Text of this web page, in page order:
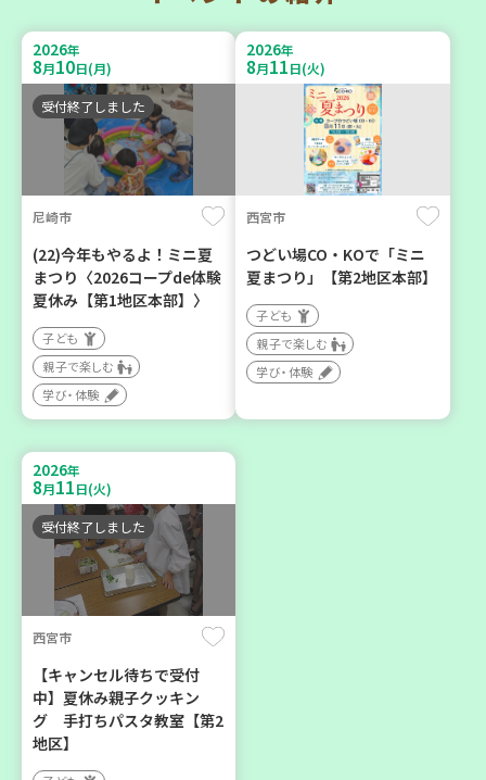
BOSAI(ぼうさい)教室～か
ぞくで楽しくまなぼうさい
～
学び・体験
平和・防災
ティールームすみれ会」
（毎月第2金曜日）
カフェ・つどい場
2026年
9 10
神戸市東灘区
地域で暮らしたい 「コープ
くらしの助け合いの会」(会
場：住吉)
ボランティア
2026年
4
2026年
8月27
2026年
8月10日(月)
受付終了しました
尼崎市
(22)今年もやるよ！ミニ夏
まつり〈2026コープde体験
夏休み【第1地区本部】〉
子ども
親子で楽しむ
学び・体験
2026年
8月11日(火)
西宮市
つどい場CO・KOで「ミニ
夏まつり」【第2地区本部】
子ども
親子で楽しむ
学び・体験
2026年
8月11日(火)
受付終了しました
西宮市
【キャンセル待ちで受付
中】夏休み親子クッキン
グ 手打ちパスタ教室【第2
地区】